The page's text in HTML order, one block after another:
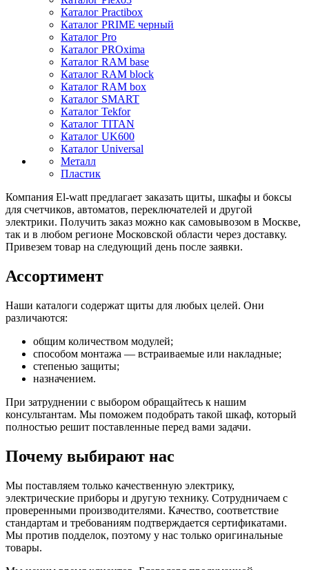
Каталог Practibox
Каталог PRIME черный
Каталог Pro
Каталог PROxima
Каталог RAM base
Каталог RAM block
Каталог RAM box
Каталог SMART
Каталог Tekfor
Каталог TITAN
Каталог UK600
Каталог Universal
Металл
Пластик
Компания El-watt предлагает заказать щиты, шкафы и боксы
для счетчиков, автоматов, переключателей и другой
электрики. Получить заказ можно как самовывозом в Москве,
так и в любом регионе Московской области через доставку.
Привезем товар на следующий день после заявки.
Ассортимент
Наши каталоги содержат щиты для любых целей. Они
различаются:
общим количеством модулей;
способом монтажа — встраиваемые или накладные;
степенью защиты;
назначением.
При затруднении с выбором обращайтесь к нашим
консультантам. Мы поможем подобрать такой шкаф, который
полностью решит поставленные перед вами задачи.
Почему выбирают нас
Мы поставляем только качественную электрику,
электрические приборы и другую технику. Сотрудничаем с
проверенными производителями. Качество, соответствие
стандартам и требованиям подтверждается сертификатами.
Мы против подделок, поэтому у нас только оригинальные
товары.